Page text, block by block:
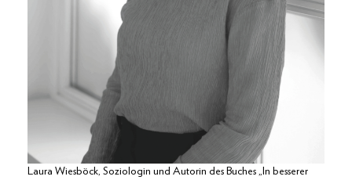
Laura Wiesböck, Soziologin und Autorin des Buches „In besserer